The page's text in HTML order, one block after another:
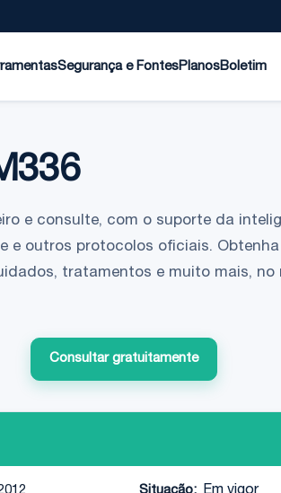
Segurança e FontesPlanosBoletim
e consulte, com o suporte da
e outros protocolos oficiais.
tratamentos e muito mais, no
Consultar gratuitamente